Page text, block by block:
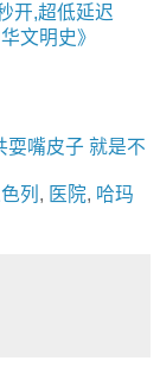
开,超低延迟
文明史》
耍嘴皮子 就是不
列 , 医院, 哈玛